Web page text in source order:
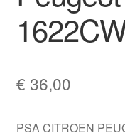
€ 36,00
PSA CITROEN